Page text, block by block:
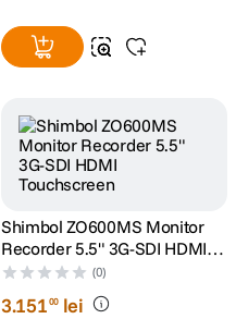
Shimbol ZO600MS Monitor
Recorder 5.5" 3G-SDI HDMI
Touchscreen(0)
3.15100 lei